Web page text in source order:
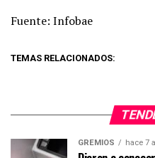
Fuente: Infobae
TEMAS RELACIONADOS:
GREMIOS hace 7